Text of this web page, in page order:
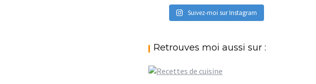
Suivez-moi sur Instagram
Retrouves moi aussi sur :